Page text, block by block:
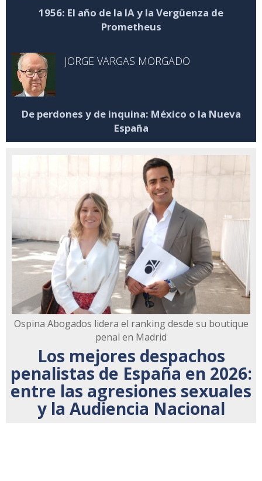
1956: El año de la IA y la Vergüenza de
Prometheus
JORGE VARGAS MORGADO
De perdones y de inquina: México o la Nueva
España
Ospina Abogados lidera el ranking desde su boutique
penal en Madrid
Los mejores despachos
penalistas de España en 2026:
entre las agresiones sexuales
y la Audiencia Nacional